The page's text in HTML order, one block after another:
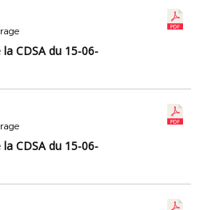
CDSA du 15-06-
CDSA du 15-06-